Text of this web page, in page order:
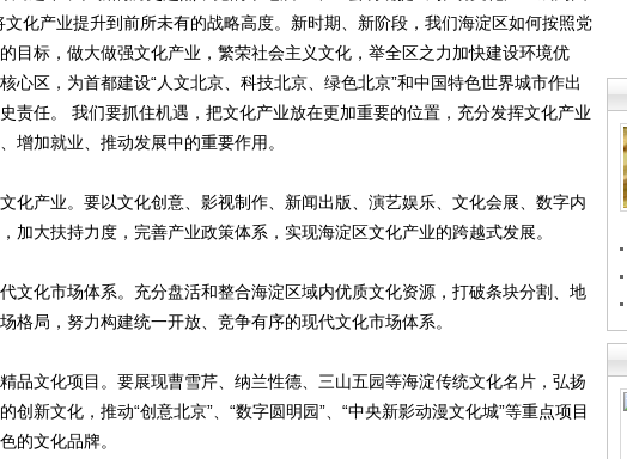
文化产业提升到前所未有的战略高度。新时期、新阶段，我们海淀区如何按照党
目标，做大做强文化产业，繁荣社会主义文化，举全区之力加快建设环境优
心区，为首都建设“人文北京、科技北京、绿色北京”和中国特色世界城市作出
责任。 我们要抓住机遇，把文化产业放在更加重要的位置，充分发挥文化产业
增加就业、推动发展中的重要作用。
产业。要以文化创意、影视制作、新闻出版、演艺娱乐、文化会展、数字内
加大扶持力度，完善产业政策体系，实现海淀区文化产业的跨越式发展。
化市场体系。充分盘活和整合海淀区域内优质文化资源，打破条块分割、地
格局，努力构建统一开放、竞争有序的现代文化市场体系。
文化项目。要展现曹雪芹、纳兰性德、三山五园等海淀传统文化名片，弘扬
创新文化，推动“创意北京”、“数字圆明园”、“中央新影动漫文化城”等重点项目
的文化品牌。